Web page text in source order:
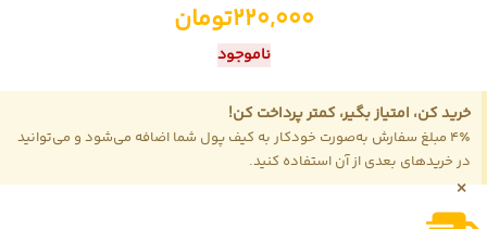
220,000تومان
ناموجود
خرید کن، امتیاز بگیر، کمتر پرداخت کن!
4٪ مبلغ سفارش به‌صورت خودکار به کیف پول شما اضافه می‌شود و می‌توانید
در خریدهای بعدی از آن استفاده کنید.
×